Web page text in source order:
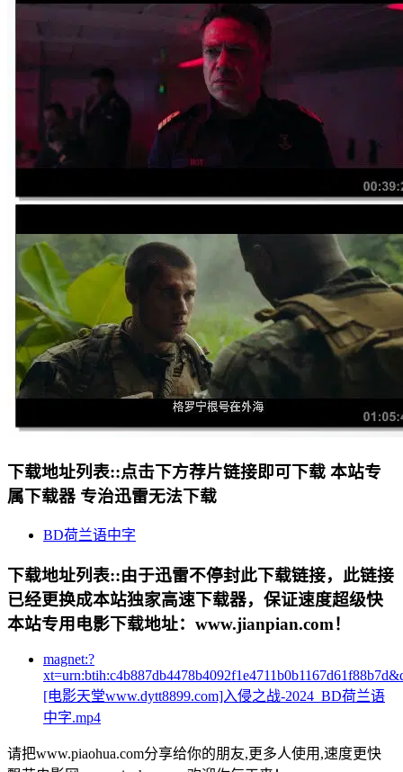
下载地址列表::点击下方荐片链接即可下载 本站专
属下载器 专治迅雷无法下载
BD荷兰语中字
下载地址列表::由于迅雷不停封此下载链接，此链接
已经更换成本站独家高速下载器，保证速度超级快
本站专用电影下载地址：www.jianpian.com！
magnet:?
[电影天堂www.dytt8899.com]入侵之战-2024_BD荷兰语
中字.mp4
请把www.piaohua.com分享给你的朋友,更多人使用,速度更快